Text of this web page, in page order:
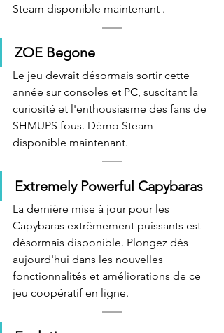
Steam disponible maintenant .
ZOE Begone
Le jeu devrait désormais sortir cette
année sur consoles et PC, suscitant la
curiosité et l'enthousiasme des fans de
SHMUPS fous. Démo Steam
disponible maintenant.
Extremely Powerful Capybaras
La dernière mise à jour pour les
Capybaras extrêmement puissants est
désormais disponible. Plongez dès
aujourd'hui dans les nouvelles
fonctionnalités et améliorations de ce
jeu coopératif en ligne.